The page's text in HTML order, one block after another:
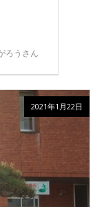
ろうさん
2021年1月22日